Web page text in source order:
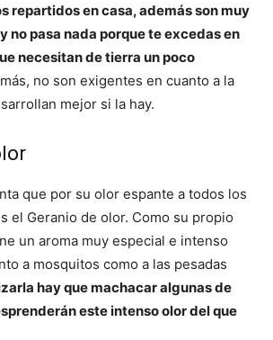
repartidos en casa, además son muy
no pasa nada porque te excedas en
necesitan de tierra un poco
no son exigentes en cuanto a la
mejor si la hay.
que por su olor espante a todos los
el Geranio de olor. Como su propio
un aroma muy especial e intenso
a mosquitos como a las pesadas
hay que machacar algunas de
este intenso olor del que